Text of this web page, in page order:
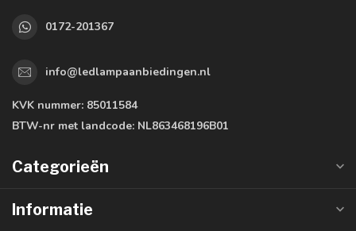
0172-201367
info@ledlampaanbiedingen.nl
KVK nummer: 85011584
BTW-nr met landcode: NL863468196B01
Categorieën
Informatie